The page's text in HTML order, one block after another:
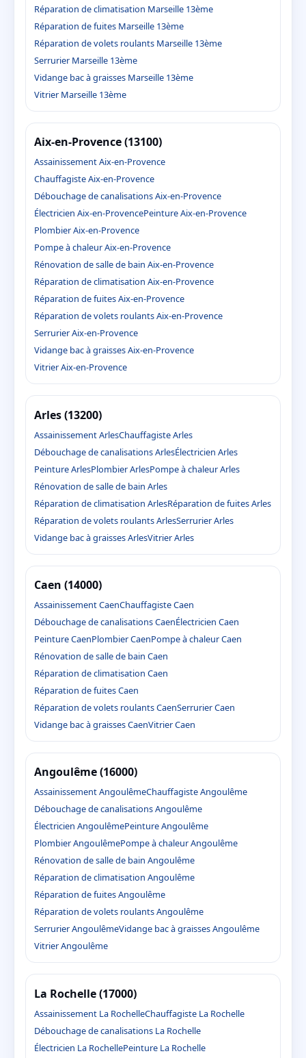
Réparation de climatisation Marseille 13ème
Réparation de fuites Marseille 13ème
Réparation de volets roulants Marseille 13ème
Serrurier Marseille 13ème
Vidange bac à graisses Marseille 13ème
Vitrier Marseille 13ème
Aix-en-Provence (13100)
Assainissement Aix-en-Provence
Chauffagiste Aix-en-Provence
Débouchage de canalisations Aix-en-Provence
Électricien Aix-en-ProvencePeinture Aix-en-Provence
Plombier Aix-en-Provence
Pompe à chaleur Aix-en-Provence
Rénovation de salle de bain Aix-en-Provence
Réparation de climatisation Aix-en-Provence
Réparation de fuites Aix-en-Provence
Réparation de volets roulants Aix-en-Provence
Serrurier Aix-en-Provence
Vidange bac à graisses Aix-en-Provence
Vitrier Aix-en-Provence
Arles (13200)
Assainissement ArlesChauffagiste Arles
Débouchage de canalisations ArlesÉlectricien Arles
Peinture ArlesPlombier ArlesPompe à chaleur Arles
Rénovation de salle de bain Arles
Réparation de climatisation ArlesRéparation de fuites Arles
Réparation de volets roulants ArlesSerrurier Arles
Vidange bac à graisses ArlesVitrier Arles
Caen (14000)
Assainissement CaenChauffagiste Caen
Débouchage de canalisations CaenÉlectricien Caen
Peinture CaenPlombier CaenPompe à chaleur Caen
Rénovation de salle de bain Caen
Réparation de climatisation Caen
Réparation de fuites Caen
Réparation de volets roulants CaenSerrurier Caen
Vidange bac à graisses CaenVitrier Caen
Angoulême (16000)
Assainissement AngoulêmeChauffagiste Angoulême
Débouchage de canalisations Angoulême
Électricien AngoulêmePeinture Angoulême
Plombier AngoulêmePompe à chaleur Angoulême
Rénovation de salle de bain Angoulême
Réparation de climatisation Angoulême
Réparation de fuites Angoulême
Réparation de volets roulants Angoulême
Serrurier AngoulêmeVidange bac à graisses Angoulême
Vitrier Angoulême
La Rochelle (17000)
Assainissement La RochelleChauffagiste La Rochelle
Débouchage de canalisations La Rochelle
Électricien La RochellePeinture La Rochelle